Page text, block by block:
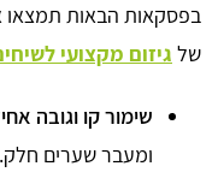
בפסקאות הבאות תמצאו
של גיזום מקצועי
שימור קו וגובה
ומעבר שערים חלק.